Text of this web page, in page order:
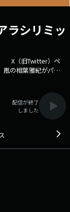
ラシリミッ
X（旧Twitter）ペ
相葉雅紀がパー
もちろん、プライベ
文化放送公式X（旧
旧Twitter）ハッシ
ージは
配信が終了
しました